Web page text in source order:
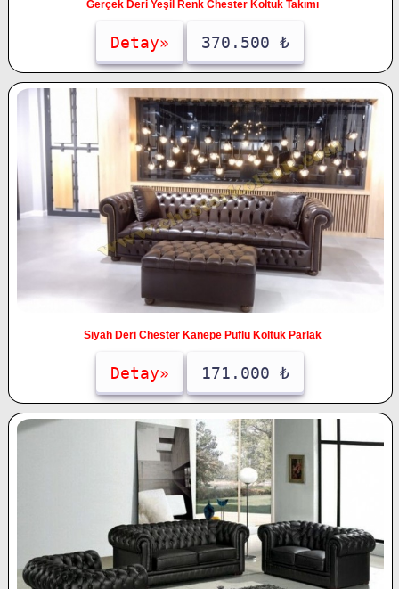
Gerçek Deri Yeşil Renk Chester Koltuk Takımı
Detay» 370.500 ₺
Siyah Deri Chester Kanepe Puflu Koltuk Parlak
Detay» 171.000 ₺